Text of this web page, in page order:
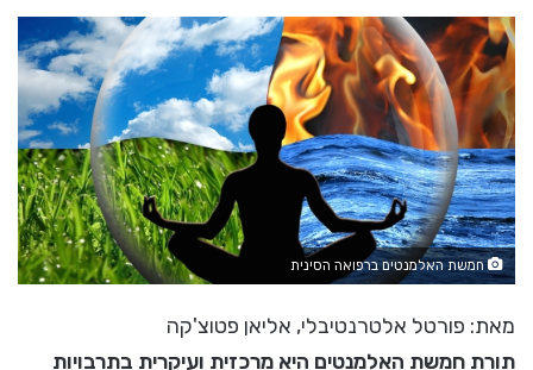
חמשת האלמנטים ברפואה הסינית
מאת: פורטל אלטרנטיבלי, אליאן פטוצ'קה
תורת חמשת האלמנטים היא מרכזית ועיקרית בתרבויות